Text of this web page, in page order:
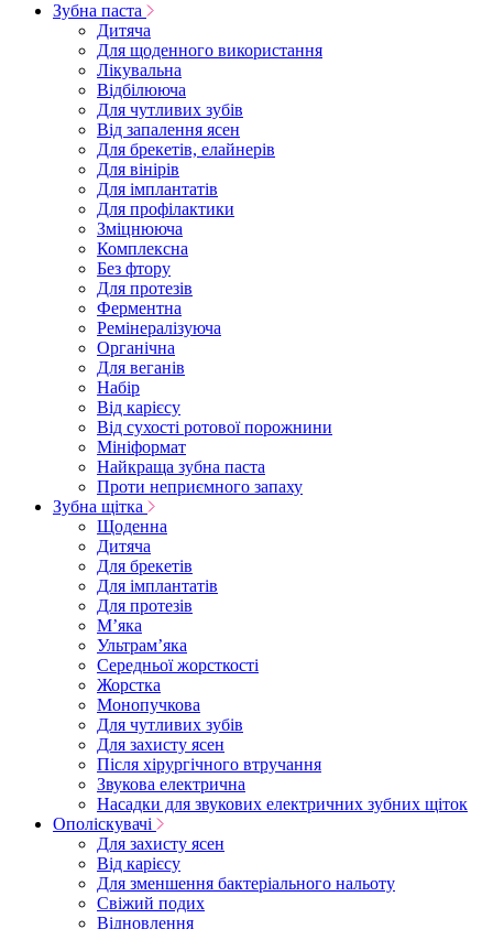
Зубна паста
Дитяча
Для щоденного використання
Лікувальна
Відбілююча
Для чутливих зубів
Від запалення ясен
Для брекетів, елайнерів
Для вінірів
Для імплантатів
Для профілактики
Зміцнююча
Комплексна
Без фтору
Для протезів
Ферментна
Ремінералізуюча
Органічна
Для веганів
Набір
Від карієсу
Від сухості ротової порожнини
Мініформат
Найкраща зубна паста
Проти неприємного запаху
Зубна щітка
Щоденна
Дитяча
Для брекетів
Для імплантатів
Для протезів
Мʼяка
Ультрамʼяка
Середньої жорсткості
Жорстка
Монопучкова
Для чутливих зубів
Для захисту ясен
Після хірургічного втручання
Звукова електрична
Насадки для звукових електричних зубних щіток
Ополіскувачі
Для захисту ясен
Від карієсу
Для зменшення бактеріального нальоту
Свіжий подих
Відновлення